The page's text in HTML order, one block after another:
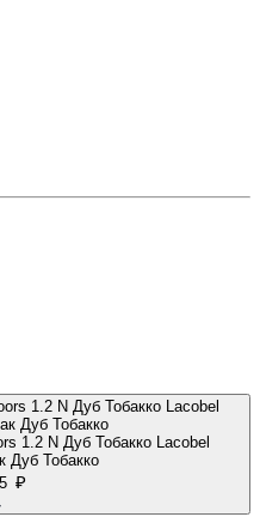
1.2 N Дуб Тобакко Lacobel
Дуб Тобакко
₽